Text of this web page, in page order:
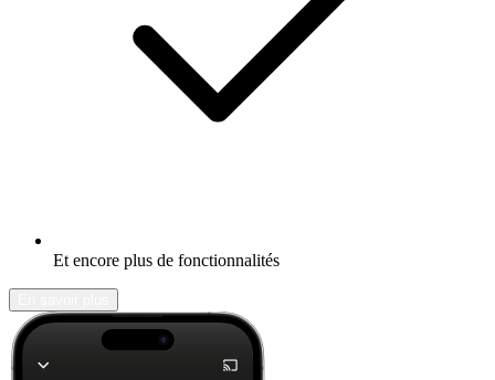
Et encore plus de fonctionnalités